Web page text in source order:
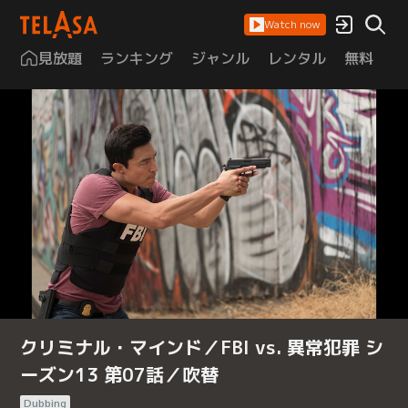
Watch now
見放題 ランキング ジャンル レンタル 無料
クリミナル・マインド／FBI vs. 異常犯罪 シ
ーズン13 第07話／吹替
Dubbing